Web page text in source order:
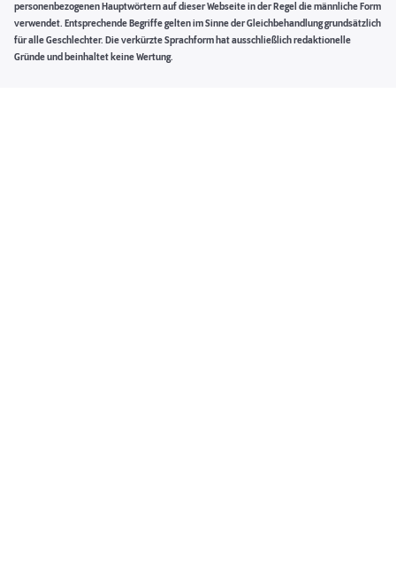
personenbezogenen Hauptwörtern auf dieser Webseite in der Regel die männliche Form
verwendet. Entsprechende Begriffe gelten im Sinne der Gleichbehandlung grundsätzlich
für alle Geschlechter. Die verkürzte Sprachform hat ausschließlich redaktionelle
Gründe und beinhaltet keine Wertung.